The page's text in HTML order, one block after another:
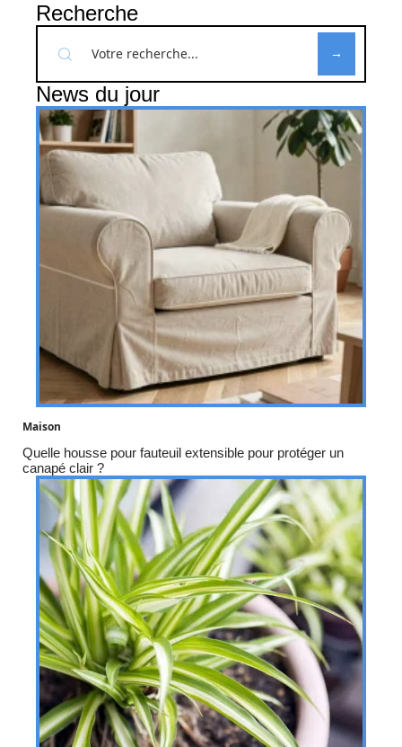
Recherche
News du jour
Maison
Quelle housse pour fauteuil extensible pour protéger un
canapé clair ?